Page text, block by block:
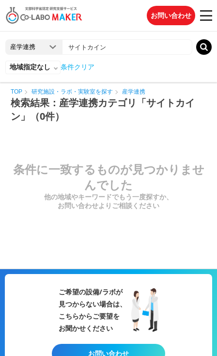
お問い合わせ
地域指定なし 条件クリア
TOP 研究施設・ラボ・実験室を探す 産学連携
検索結果：産学連携カテゴリ「サイトカイ
ン」（0件）
条件に一致するものが見つかりませ
んでした
他の地域やキーワードでもう一度探すか、
お問い合わせよりご相談ください
ご希望の設備/ラボが
見つからない場合は、
こちらからご要望を
お聞かせください
お問い合わせ